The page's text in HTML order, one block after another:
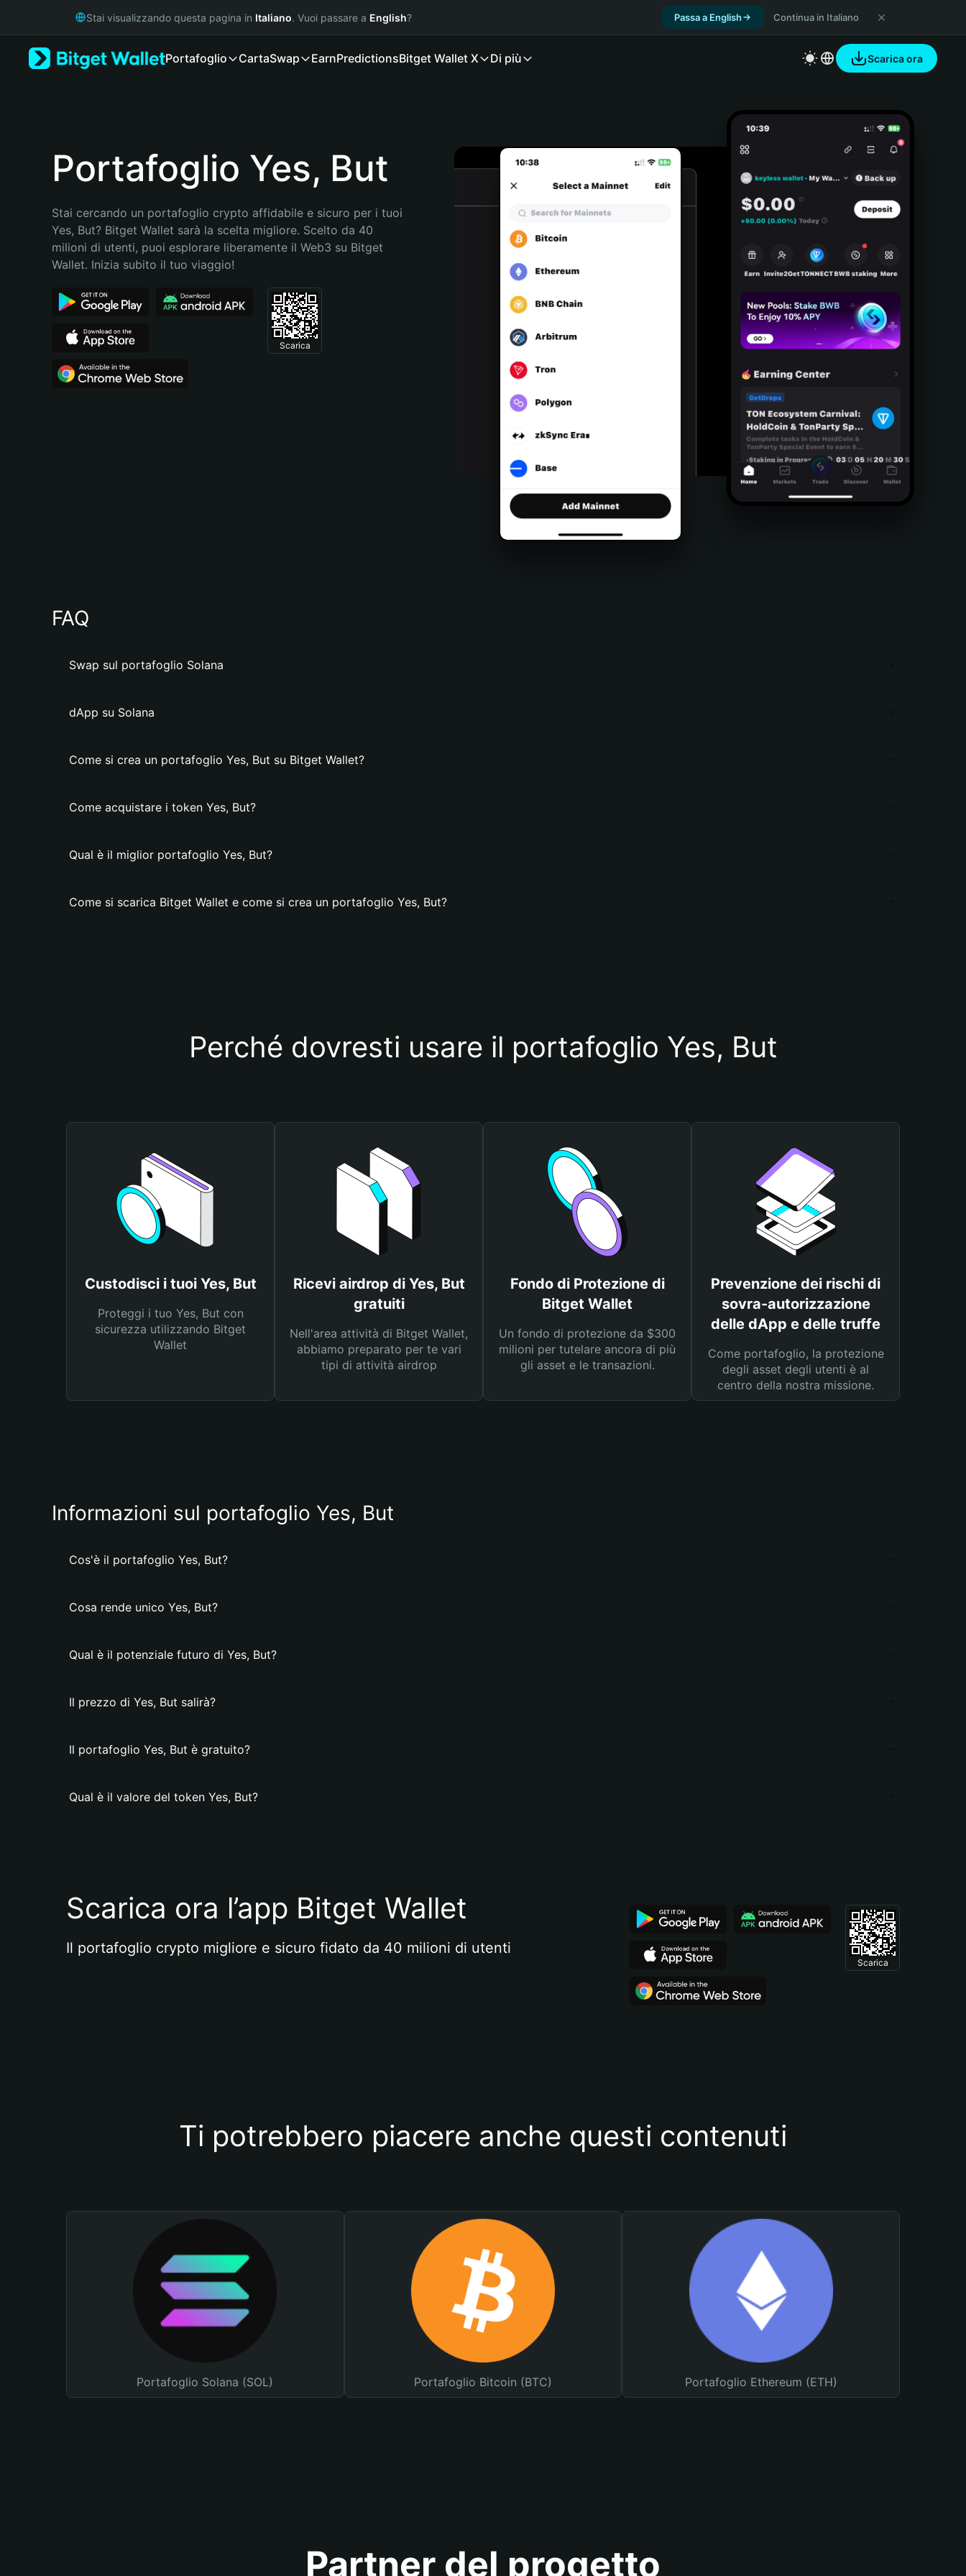
Русский
Bahasa Indonesia
Português (Brasil)
Stai visualizzando questa pagina in Italiano. Vuoi passare a English? Passa a English Continua in Italiano
Portafoglio CartaSwap EarnPredictionsBitget Wallet X Di più Scarica ora
Portafoglio Yes, But
Stai cercando un portafoglio crypto affidabile e sicuro per i tuoi
Yes, But? Bitget Wallet sarà la scelta migliore. Scelto da 40
milioni di utenti, puoi esplorare liberamente il Web3 su Bitget
Wallet. Inizia subito il tuo viaggio!
Scarica
FAQ
Swap sul portafoglio Solana
dApp su Solana
Come si crea un portafoglio Yes, But su Bitget Wallet?
Come acquistare i token Yes, But?
Qual è il miglior portafoglio Yes, But?
Come si scarica Bitget Wallet e come si crea un portafoglio Yes, But?
Perché dovresti usare il portafoglio Yes, But
Custodisci i tuoi Yes, But
Proteggi i tuo Yes, But con
sicurezza utilizzando Bitget
Wallet
Ricevi airdrop di Yes, But
gratuiti
Nell'area attività di Bitget Wallet,
abbiamo preparato per te vari
tipi di attività airdrop
Fondo di Protezione di
Bitget Wallet
Un fondo di protezione da $300
milioni per tutelare ancora di più
gli asset e le transazioni.
Prevenzione dei rischi di
sovra-autorizzazione
delle dApp e delle truffe
Come portafoglio, la protezione
degli asset degli utenti è al
centro della nostra missione.
Informazioni sul portafoglio Yes, But
Cos'è il portafoglio Yes, But?
Cosa rende unico Yes, But?
Qual è il potenziale futuro di Yes, But?
Il prezzo di Yes, But salirà?
Il portafoglio Yes, But è gratuito?
Qual è il valore del token Yes, But?
Scarica ora l’app Bitget Wallet
Il portafoglio crypto migliore e sicuro fidato da 40 milioni di utenti
Scarica
Ti potrebbero piacere anche questi contenuti
Portafoglio Solana (SOL) Portafoglio Bitcoin (BTC) Portafoglio Ethereum (ETH)
Partner del progetto